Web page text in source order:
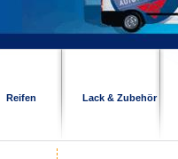
Reifen Lack & Zubehör